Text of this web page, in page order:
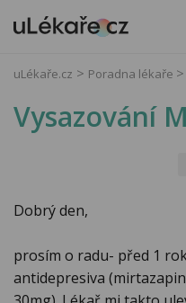
uLékaře.cz Poradna lékaře
Vysazování
Dobrý den,
prosím o radu- před 1
antidepresiva